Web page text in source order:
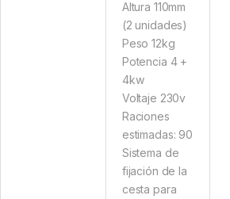
Altura 110mm
(2 unidades)
Peso 12kg
Potencia 4 +
4kw
Voltaje 230v
Raciones
estimadas: 90
Sistema de
fijación de la
cesta para